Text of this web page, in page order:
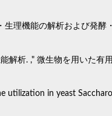
理機能の解析および発酵
解析. ," 微生物を用いた
in yeast